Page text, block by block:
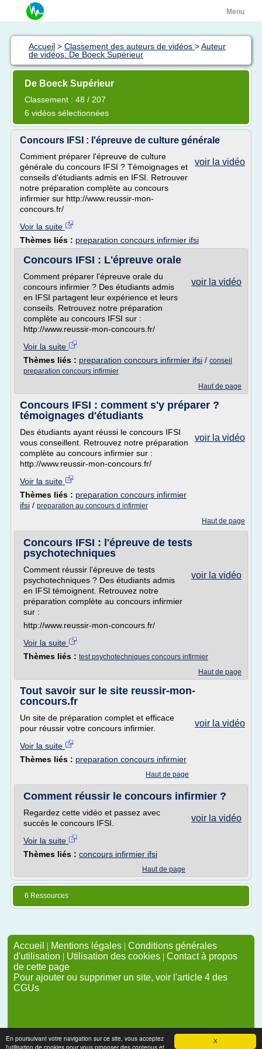
X
En poursuivant votre navigation sur ce site, vous acceptez
l'utilisation de cookies pour vous proposer des contenus et
Menu
Accueil > Classement des auteurs de vidéos >Auteur
de vidéos: De Boeck Supérieur
De Boeck Supérieur
Classement : 48 / 207
6 vidéos sélectionnées
Concours IFSI : l'épreuve de culture générale
voir la vidéo
Comment préparer l'épreuve de culture
générale du concours IFSI ? Témoignages et
conseils d'étudiants admis en IFSI. Retrouver
notre préparation complète au concours
infirmier sur http://www.reussir-mon-
concours.fr/
Voir la suite
Thèmes liés : preparation concours infirmier ifsi
Concours IFSI : L'épreuve orale
voir la vidéo
Comment préparer l'épreuve orale du
concours infirmier ? Des étudiants admis
en IFSI partagent leur expérience et leurs
conseils. Retrouvez notre préparation
complète au concours IFSI sur :
http://www.reussir-mon-concours.fr/
Voir la suite
Thèmes liés : preparation concours infirmier ifsi / conseil
preparation concours infirmier
Haut de page
Concours IFSI : comment s'y préparer ?
témoignages d'étudiants
voir la vidéo
Des étudiants ayant réussi le concours IFSI
vous conseillent. Retrouvez notre préparation
complète au concours infirmier sur :
http://www.reussir-mon-concours.fr/
Voir la suite
Thèmes liés : preparation concours infirmier
ifsi / preparation au concours d infirmier
Haut de page
Concours IFSI : l'épreuve de tests
psychotechniques
voir la vidéo
Comment réussir l'épreuve de tests
psychotechniques ? Des étudiants admis
en IFSI témoignent. Retrouvez notre
préparation complète au concours infirmier
sur :
http://www.reussir-mon-concours.fr/
Voir la suite
Thèmes liés : test psychotechniques concours infirmier
Haut de page
Tout savoir sur le site reussir-mon-
concours.fr
voir la vidéo
Un site de préparation complet et efficace
pour réussir votre concours infirmier.
Voir la suite
Thèmes liés : preparation concours infirmier
Haut de page
Comment réussir le concours infirmier ?
voir la vidéo
Regardez cette vidéo et passez avec
succès le concours IFSI.
Voir la suite
Thèmes liés : concours infirmier ifsi
Haut de page
6 Ressources
Accueil | Mentions légales | Conditions générales
d'utilisation | Utilisation des cookies | Contact à propos
de cette page
Pour ajouter ou supprimer un site, voir l'article 4 des
CGUs